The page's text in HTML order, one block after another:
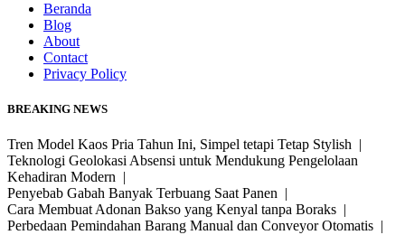
Beranda
Blog
About
Contact
Privacy Policy
BREAKING NEWS
Tren Model Kaos Pria Tahun Ini, Simpel tetapi Tetap Stylish |
Teknologi Geolokasi Absensi untuk Mendukung Pengelolaan
Kehadiran Modern |
Penyebab Gabah Banyak Terbuang Saat Panen |
Cara Membuat Adonan Bakso yang Kenyal tanpa Boraks |
Perbedaan Pemindahan Barang Manual dan Conveyor Otomatis |